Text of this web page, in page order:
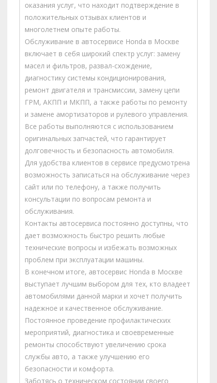
оказания услуг, что находит подтверждение в
положительных отзывах клиентов и
многолетнем опыте работы.
Обслуживание в автосервисе Honda в Москве
включает в себя широкий спектр услуг: замену
масел и фильтров, развал-схождение,
диагностику системы кондиционирования,
ремонт двигателя и трансмиссии, замену цепи
ГРМ, АКПП и МКПП, а также работы по ремонту
и замене амортизаторов и рулевого управления.
Все работы выполняются с использованием
оригинальных запчастей, что гарантирует
долговечность и безопасность автомобиля.
Для удобства клиентов в сервисе предусмотрена
возможность записаться на обслуживание через
сайт или по телефону, а также получить
консультации по вопросам ремонта и
обслуживания.
Контакты автосервиса постоянно доступны, что
дает возможность быстро решить любые
технические вопросы и избежать возможных
проблем при эксплуатации машины.
В конечном итоге, автосервис Honda в Москве
выступает лучшим выбором для тех, кто владеет
автомобилями данной марки и хочет получить
надежное и качественное обслуживание.
Постоянное проведение профилактических
мероприятий, диагностика и своевременные
ремонты способствуют увеличению срока
службы авто, а также улучшению его
безопасности и комфорта.
Заботясь о техническом состоянии своего